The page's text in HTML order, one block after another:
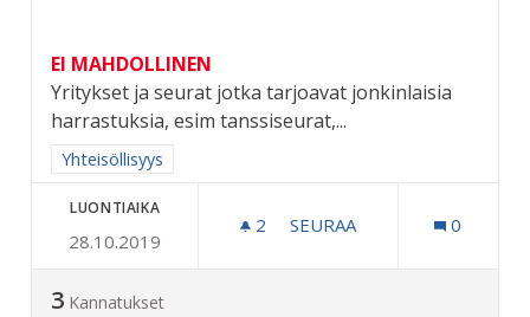
EI MAHDOLLINEN
Yritykset ja seurat jotka tarjoavat jonkinlaisia
harrastuksia, esim tanssiseurat,...
Rajaa tulokset aihepiirin mukaan: Yhteisöllisyys
Yhteisöllisyys
LUONTIAIKA
28.10.2019
2 2 SEURAAJAA
SEURAA 0
3 Kannatukset